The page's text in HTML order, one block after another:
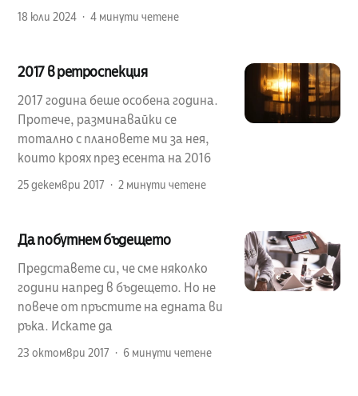
18 юли 2024 4 минути четене
2017 в ретроспекция
2017 година беше особена година.
Протече, разминавайки се
тотално с плановете ми за нея,
които кроях през есента на 2016
25 декември 2017 2 минути четене
Да побутнем бъдещето
Представете си, че сме няколко
години напред в бъдещето. Но не
повече от пръстите на едната ви
ръка. Искате да
23 октомври 2017 6 минути четене